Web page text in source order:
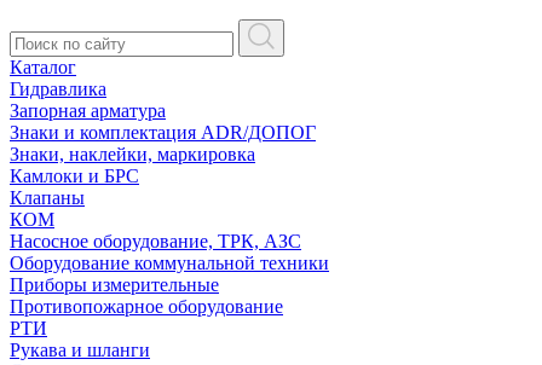
Каталог
Гидравлика
Запорная арматура
Знаки и комплектация ADR/ДОПОГ
Знаки, наклейки, маркировка
Камлоки и БРС
Клапаны
КОМ
Насосное оборудование, ТРК, АЗС
Оборудование коммунальной техники
Приборы измерительные
Противопожарное оборудование
РТИ
Рукава и шланги